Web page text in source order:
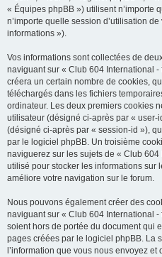
« Équipes phpBB ») utilisent n’importe
n’importe quelle session d’utilisation
informations »).
Vos informations sont collectées de
naviguant sur « Club 604 International
créera un certain nombre de cookies,
téléchargés dans les fichiers
ordinateur. Les deux premiers cookies
utilisateur (désigné ci-après par « user-
(désigné ci-après par « session-id »),
par le logiciel phpBB. Un troisième
naviguerez sur les sujets de « Club
utilisé pour stocker les informations sur
améliore votre navigation sur le forum.
Nous pouvons également créer des
naviguant sur « Club 604 International
soient hors de portée du document qui
pages créées par le logiciel phpBB. La
l’information que vous nous envoyez